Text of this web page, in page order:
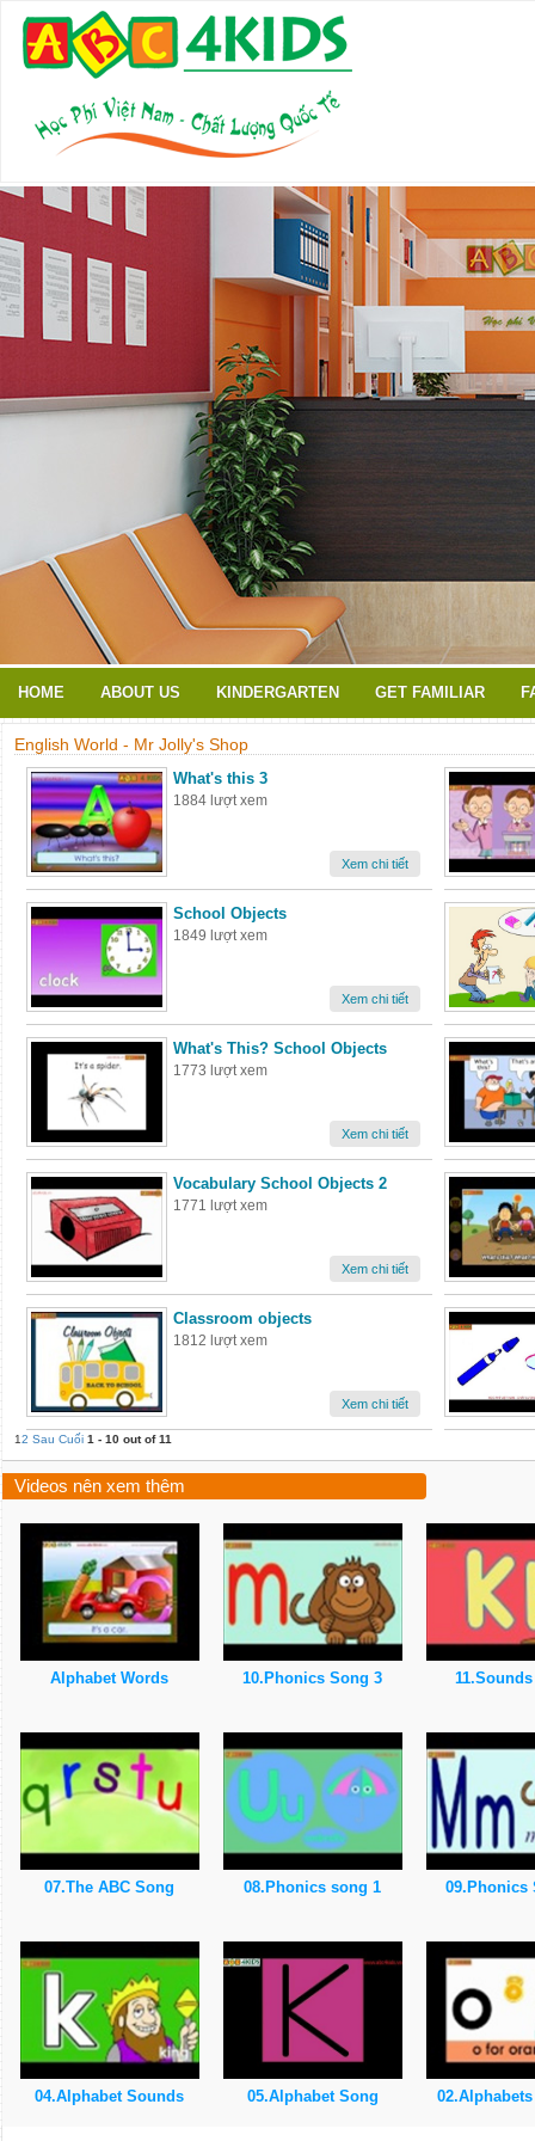
HOME ABOUT US KINDERGARTEN GET FAMILIAR
English World - Mr Jolly's Shop
What's this 3
1884 lượt xem
Xem chi tiết
School Objects
1849 lượt xem
Xem chi tiết
What's This? School Objects
1773 lượt xem
Xem chi tiết
Vocabulary School Objects 2
1771 lượt xem
Xem chi tiết
Classroom objects
1812 lượt xem
Xem chi tiết
12 Sau Cuối 1 - 10 out of 11
Videos nên xem thêm
Alphabet Words 10.Phonics Song 3
07.The ABC Song 08.Phonics song 1 09.Phonics
04.Alphabet Sounds 05.Alphabet Song